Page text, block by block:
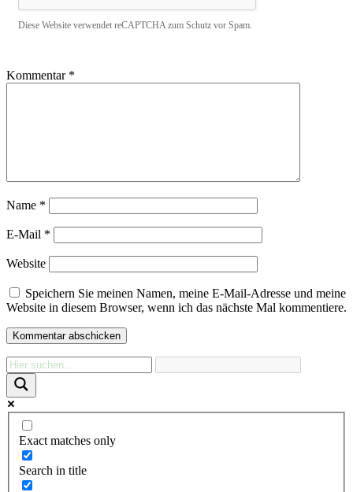
Diese Website verwendet reCAPTCHA zum Schutz vor Spam.
Kommentar *
Name *
E-Mail *
Website
Speichern Sie meinen Namen, meine E-Mail-Adresse und meine
Website in diesem Browser, wenn ich das nächste Mal kommentiere.
Exact matches only
Search in title